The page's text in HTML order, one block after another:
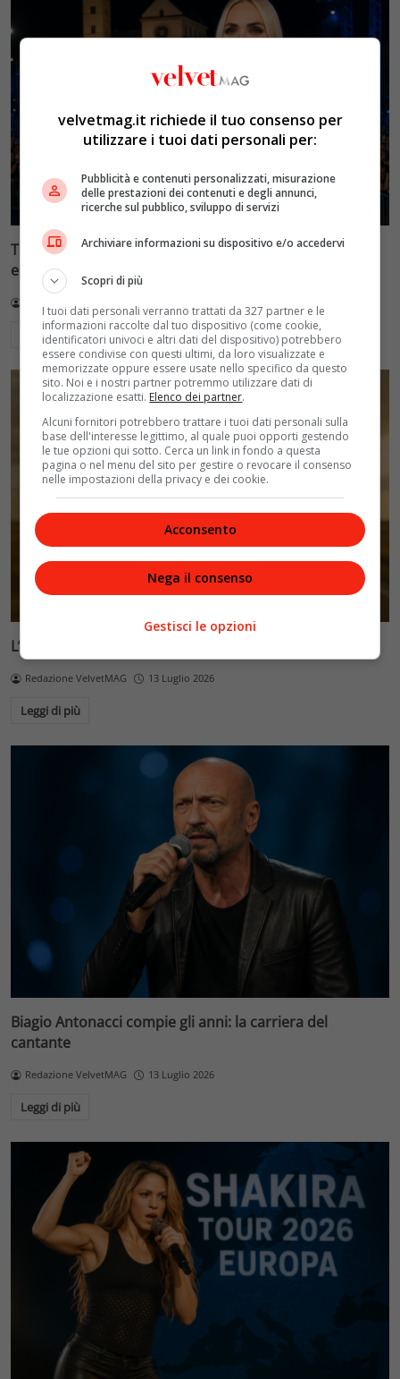
Tim Battiti Live 2026: la prima puntata tra assenti
eccellenti e polemiche social
Leggi di più
L’Eternità di Fabrizio Moro: il nuovo testo
Redazione VelvetMAG 13 Luglio 2026
Leggi di più
Biagio Antonacci compie gli anni: la carriera del
cantante
Redazione VelvetMAG 13 Luglio 2026
Leggi di più
velvetmag.it richiede il tuo consenso per
utilizzare i tuoi dati personali per:
Pubblicità e contenuti personalizzati, misurazione
delle prestazioni dei contenuti e degli annunci,
ricerche sul pubblico, sviluppo di servizi
Archiviare informazioni su dispositivo e/o accedervi
Scopri di più
I tuoi dati personali verranno trattati da 327 partner e le
informazioni raccolte dal tuo dispositivo (come cookie,
identificatori univoci e altri dati del dispositivo) potrebbero
essere condivise con questi ultimi, da loro visualizzate e
memorizzate oppure essere usate nello specifico da questo
sito. Noi e i nostri partner potremmo utilizzare dati di
localizzazione esatti. Elenco dei partner.
Alcuni fornitori potrebbero trattare i tuoi dati personali sulla
base dell'interesse legittimo, al quale puoi opporti gestendo
le tue opzioni qui sotto. Cerca un link in fondo a questa
pagina o nel menu del sito per gestire o revocare il consenso
nelle impostazioni della privacy e dei cookie.
Acconsento
Nega il consenso
Gestisci le opzioni